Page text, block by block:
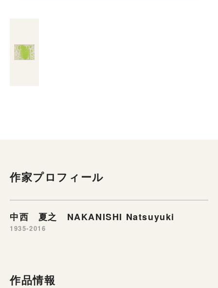
作家プロフィール
中西 夏之 NAKANISHI Natsuyuki
1935-2016
作品情報